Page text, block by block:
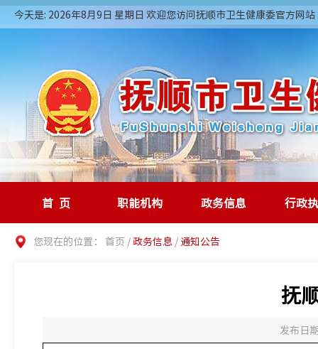
今天是: 2026年8月9日 星期日 欢迎您访问抚顺市卫生健康委官方网站
首页 职能机构 政务信息 行政
您现在的位置： 首页 /政务信息 / 通知公告
抚
发布日